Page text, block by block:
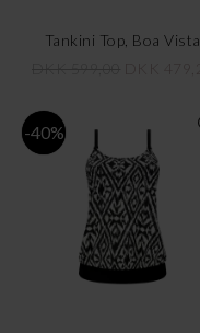
Tankini Top, Boa Vista
-40%